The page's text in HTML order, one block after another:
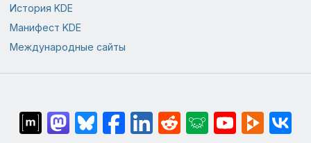
История KDE
Манифест KDE
Международные сайты